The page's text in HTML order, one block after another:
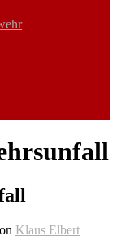
Klaus Elbert